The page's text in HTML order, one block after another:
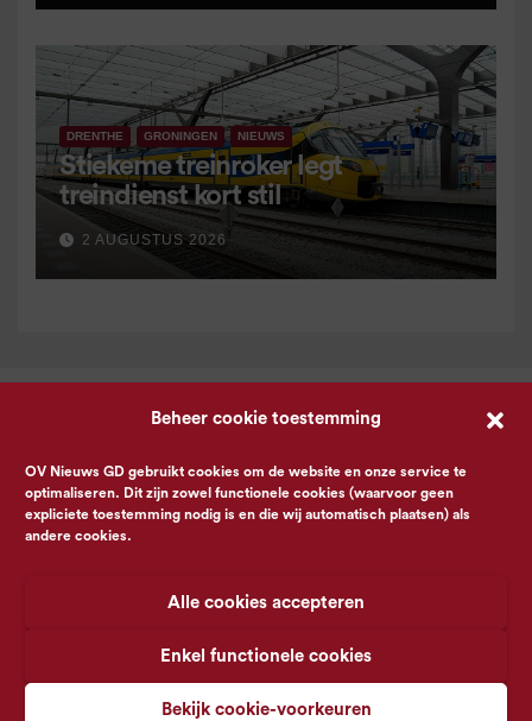
Beheer cookie toestemming
OV Nieuws GD gebruikt cookies om de website en onze service te
optimaliseren. Dit zijn zowel functionele cookies (waarvoor geen
expliciete toestemming nodig is en die wij automatisch plaatsen) als
andere cookies.
Alle cookies accepteren
Enkel functionele cookies
Bekijk cookie-voorkeuren
DRENTHE GRONINGEN NIEUWS
Stiekeme treinroker legt
treindienst kort stil
2 AUGUSTUS 2026